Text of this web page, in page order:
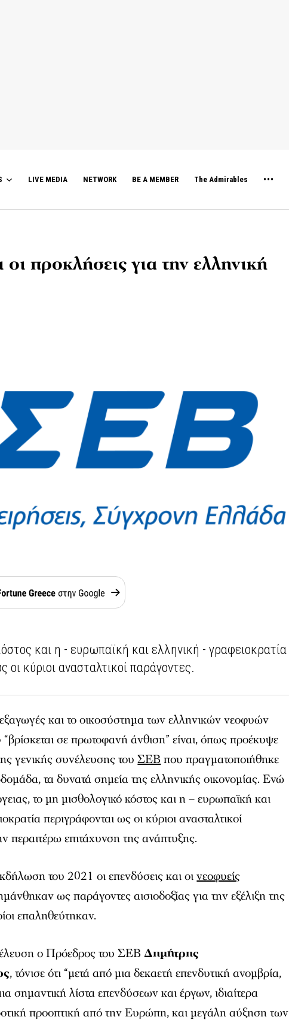
LIVE MEDIA NETWORK BE A MEMBER The Admirables
προκλήσεις για την ελληνική
και η - ευρωπαϊκή και ελληνική - γραφειοκρατία
οι κύριοι ανασταλτικοί παράγοντες.
εξαγωγές και το οικοσύστημα των ελληνικών νεοφυών
σε πρωτοφανή άνθιση” είναι, όπως προέκυψε
γενικής συνέλευσης τουΣΕΒπου πραγματοποιήθηκε
τα δυνατά σημεία της ελληνικής οικονομίας. Ενώ
το μη μισθολογικό κόστος και η – ευρωπαϊκή και
περιγράφονται ως οι κύριοι ανασταλτικοί
περαιτέρω επιτάχυνση της ανάπτυξης.
του 2021 οι επενδύσεις και οινεοφυείς
ως παράγοντες αισιοδοξίας για την εξέλιξη της
επαληθεύτηκαν.
ο Πρόεδρος του ΣΕΒΔημήτρης
, τόνισε ότι “μετά από μια δεκαετή επενδυτική ανομβρία,
σημαντική λίστα επενδύσεων και έργων, ιδιαίτερα
προοπτική από την Ευρώπη, και μεγάλη αύξηση των